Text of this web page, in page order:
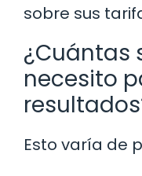
sobre sus
¿Cuántas
necesito
Esto varía de